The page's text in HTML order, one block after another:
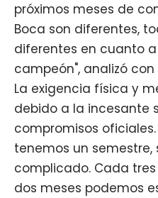
próximos meses de
Boca son diferentes,
diferentes en cuanto
campeón", analizó
La exigencia física y
debido a la incesante
compromisos
tenemos un semestre,
complicado. Cada
dos meses podemos